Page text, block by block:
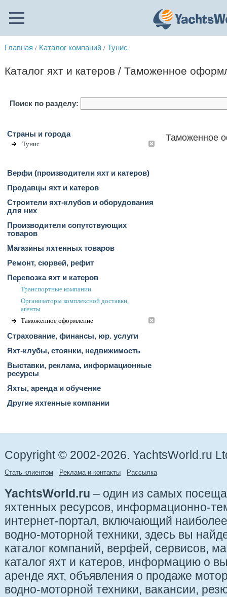
Главная / Каталог компаний / Тунис
Каталог яхт и катеров / Таможенное
Поиск по разделу:
Страны и города
Тунис
Верфи (производители яхт и катеров)
Продавцы яхт и катеров
Строители яхт-клубов и оборудования
для них
Производители сопутствующих
товаров
Магазины яхтенных товаров
Ремонт, сюрвей, рефит
Перевозка яхт и катеров
Транспортные компании
Организаторы комплексной доставки,
агенты
Таможенное оформление
Страхование, финансы, юр. услуги
Яхт-клубы, стоянки, недвижимость
Выставки, реклама, информационные
ресурсы
Яхты, аренда и обучение
Другие яхтенные компании
Таможенное
Copyright © 2002-2026. YachtsWorld.ru
Стать клиентом Реклама и контакты Рассылка
YachtsWorld.ru – один из самых
яхтенных ресурсов, информационно-
интернет-портал, включающий
водно-моторной техники, здесь вы
каталог компаний, верфей, сервисов,
каталог яхт и катеров, информацию о
аренде яхт, объявления о продаже
водно-моторной техники, вакансии,